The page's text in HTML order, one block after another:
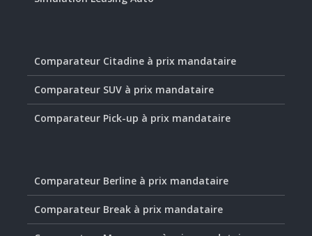
Comparateur Citadine à prix mandataire
Comparateur SUV à prix mandataire
Comparateur Pick-up à prix mandataire
Comparateur Berline à prix mandataire
Comparateur Break à prix mandataire